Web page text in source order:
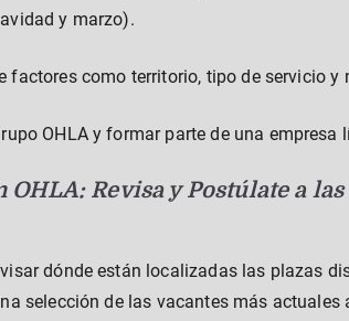
y marzo).
factores como territorio, tipo de servicio y
OHLA y formar parte de una empresa
Revisa y Postúlate a las
dónde están localizadas las plazas
selección de las vacantes más actuales